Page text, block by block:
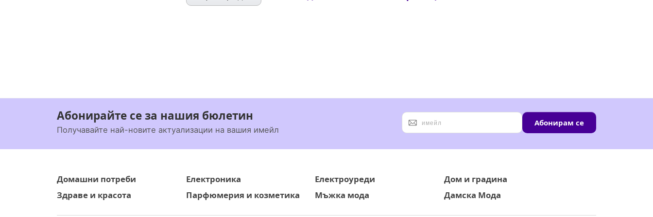
Абонирайте се за нашия бюлетин
Получавайте най-новите актуализации на вашия имейл
Абонирам се
Домашни потреби Електроника Електроуреди
Дом и градина
Здраве и красота
Парфюмерия и козметика Мъжка мода Дамска Мода